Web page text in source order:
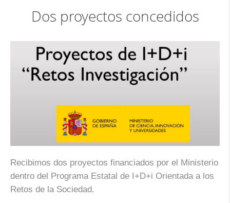
Dos proyectos concedidos
Recibimos dos proyectos financiados por el Ministerio
dentro del Programa Estatal de I+D+i Orientada a los
Retos de la Sociedad.